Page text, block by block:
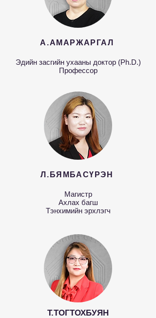
А.АМАРЖАРГАЛ
Эдийн засгийн ухааны доктор (Ph.D.)
Профессор
Л.БЯМБАСҮРЭН
Магистр
Ахлах багш
Тэнхимийн эрхлэгч
Т.ТОГТОХБУЯН